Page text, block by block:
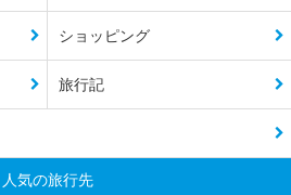
ショッピング
旅行記
人気の旅行先